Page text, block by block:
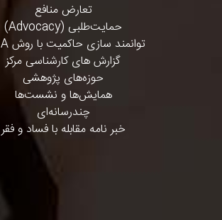
تعارض منافع
حمایت‌طلبی (Advocacy)
توانمند سازی حاکمیت با روش PDIA
گزارش های کارشناسی مرکز
حوزه‌های پژوهشی
همایش‌ها و نشست‌ها
چندرسانه‌ای
خبر نامه مقابله با فساد و فقر